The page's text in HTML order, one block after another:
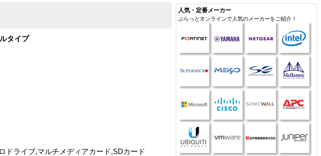
タイプ
ドライブ,マルチメディアカード,SDカード
人気・定番メーカー
ぷらっとオンラインで人気のメーカーをご紹介！